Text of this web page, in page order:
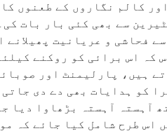
کالم نگاروں کے طعنوں
سے بھی کئی بار بات
فحاشی و عریانیت
کہ اس برائی کو روکنے
ہیں، پارلیمنٹ اور
کو ہدایات بھی دے دی
آہستہ آہستہ بڑھاوا دیا
اس طرح شامل کیا جائے کہ